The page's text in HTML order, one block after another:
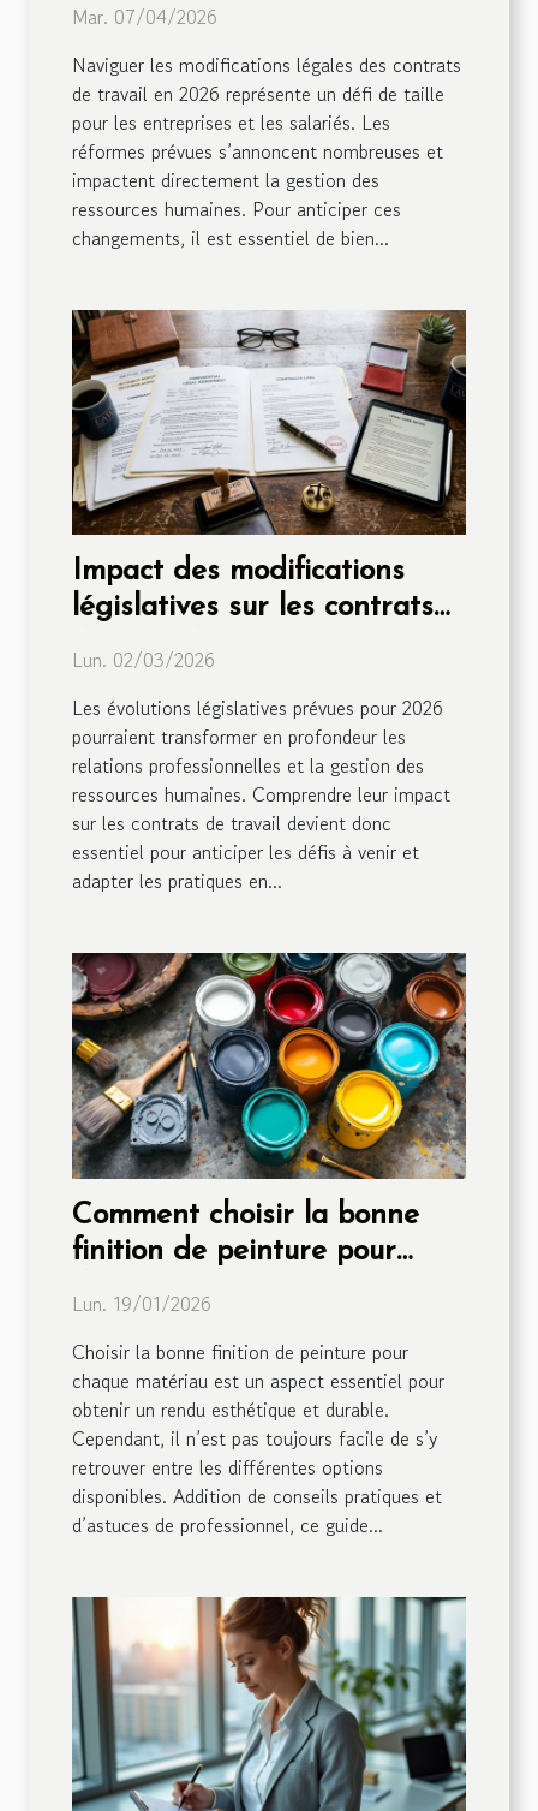
Mar. 07/04/2026
Naviguer les modifications légales des contrats
de travail en 2026 représente un défi de taille
pour les entreprises et les salariés. Les
réformes prévues s’annoncent nombreuses et
impactent directement la gestion des
ressources humaines. Pour anticiper ces
changements, il est essentiel de bien...
Impact des modifications
législatives sur les contrats
de travail en 2026
Lun. 02/03/2026
Les évolutions législatives prévues pour 2026
pourraient transformer en profondeur les
relations professionnelles et la gestion des
ressources humaines. Comprendre leur impact
sur les contrats de travail devient donc
essentiel pour anticiper les défis à venir et
adapter les pratiques en...
Comment choisir la bonne
finition de peinture pour
Lun. 19/01/2026
Choisir la bonne finition de peinture pour
chaque matériau est un aspect essentiel pour
obtenir un rendu esthétique et durable.
Cependant, il n’est pas toujours facile de s’y
retrouver entre les différentes options
disponibles. Addition de conseils pratiques et
d’astuces de professionnel, ce guide...